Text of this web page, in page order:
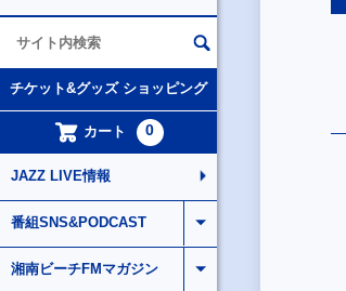
チケット&グッズ ショッピング
カート 0
JAZZ LIVE情報
番組SNS&PODCAST
湘南ビーチFMマガジン